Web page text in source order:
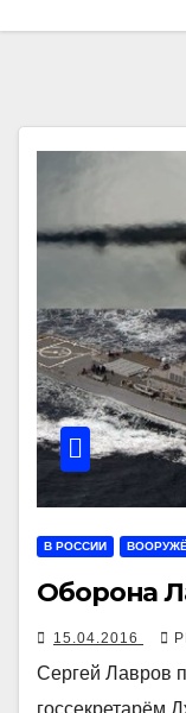
В РОССИИ
Оборона
15.04.2016
Сергей Лавров
госсекретарём